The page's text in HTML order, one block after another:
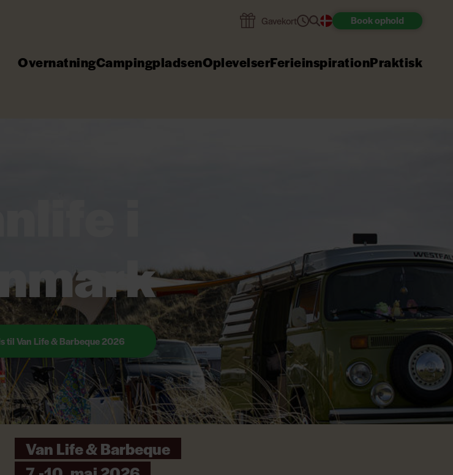
Gavekort Bookophold
OvernatningCampingpladsenOplevelserFerieinspirationPraktisk
til Van Life & Barbeque 2026
Van Life & Barbeque